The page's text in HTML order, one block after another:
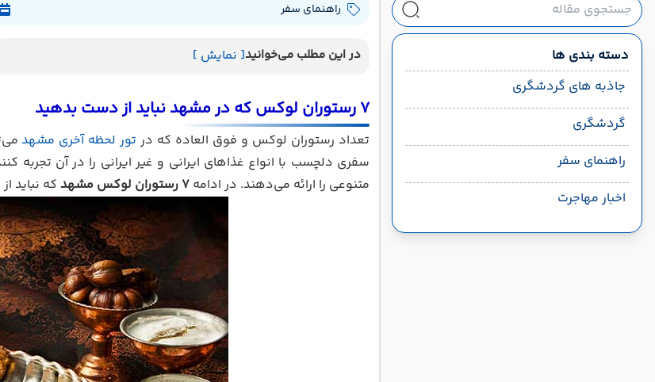
دسته بندی ها
جاذبه های گردشگری
گردشگری
راهنمای سفر
اخبار مهاجرت
راهنمای سفر
در این مطلب می‌خوانید[ نمایش ]
7 رستوران لوکس که در مشهد نباید از دست بدهید
تعداد رستوران لوکس و فوق العاده که در تور لحظه آخری مشهد
سفری دلچسب با انواع غذاهای ایرانی و غیر ایرانی را در آن تجربه
متنوعی را ارائه می‌دهند. در ادامه 7 رستوران لوکس مشهد که نباید